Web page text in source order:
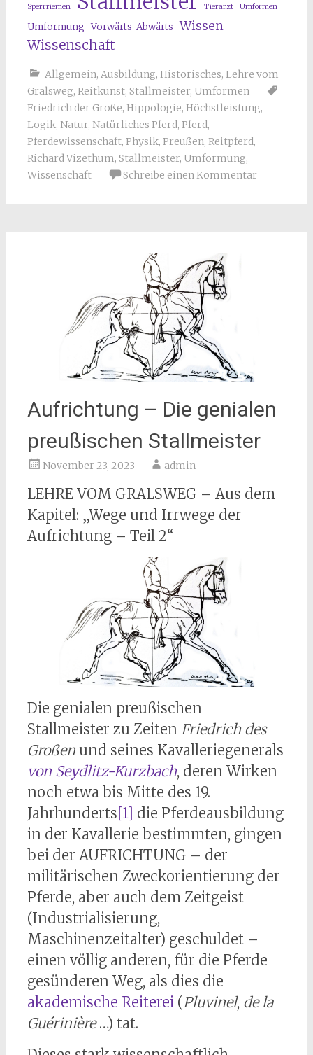
Sperrriemen Tierarzt Umformen
Umformung Vorwärts-Abwärts Wissen
Wissenschaft
Allgemein, Ausbildung, Historisches, Lehre vom
Gralsweg, Reitkunst, Stallmeister, Umformen
Friedrich der Große, Hippologie, Höchstleistung,
Logik, Natur, Natürliches Pferd, Pferd,
Pferdewissenschaft, Physik, Preußen, Reitpferd,
Richard Vizethum, Stallmeister, Umformung,
Wissenschaft
Schreibe einen Kommentar
Aufrichtung – Die genialen
preußischen Stallmeister
November 23, 2023 admin
LEHRE VOM GRALSWEG – Aus dem
Kapitel: „Wege und Irrwege der
Aufrichtung – Teil 2“
Die genialen preußischen
Stallmeister zu Zeiten Friedrich des
Großenund seines Kavalleriegenerals
von Seydlitz-Kurzbach, deren Wirken
noch etwa bis Mitte des 19.
Jahrhunderts[1] die Pferdeausbildung
in der Kavallerie bestimmten, gingen
bei der AUFRICHTUNG – der
militärischen Zweckorientierung der
Pferde, aber auch dem Zeitgeist
(Industrialisierung,
Maschinenzeitalter) geschuldet –
einen völlig anderen, für die Pferde
gesünderen Weg, als dies die
akademische Reiterei(Pluvinel, de la
Guérinière…) tat.